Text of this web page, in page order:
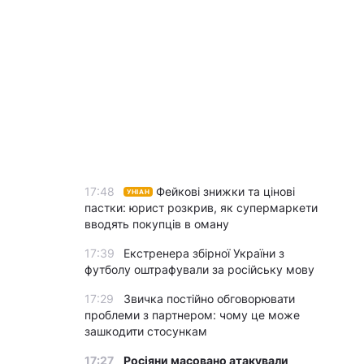
17:48 УНІАН
Фейкові знижки та цінові
пастки: юрист розкрив, як супермаркети
вводять покупців в оману
17:39
Екстренера збірної України з
футболу оштрафували за російську мову
17:29
Звичка постійно обговорювати
проблеми з партнером: чому це може
зашкодити стосункам
17:27 Росіяни масовано атакували